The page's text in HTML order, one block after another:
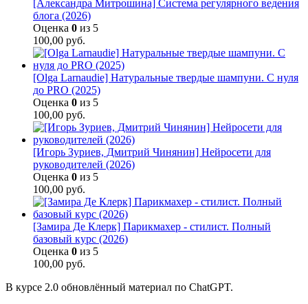
[Александра Митрошина] Система регулярного ведения
блога (2026)
Оценка 0 из 5
100,00 руб.
[Olga Larnaudie] Натуральные твердые шампуни. С нуля
до PRO (2025)
Оценка 0 из 5
100,00 руб.
[Игорь Зуриев, Дмитрий Чинянин] Нейросети для
руководителей (2026)
Оценка 0 из 5
100,00 руб.
[Замира Де Клерк] Парикмахер - стилист. Полный
базовый курс (2026)
Оценка 0 из 5
100,00 руб.
В курсе 2.0 обновлённый материал по ChatGPT.